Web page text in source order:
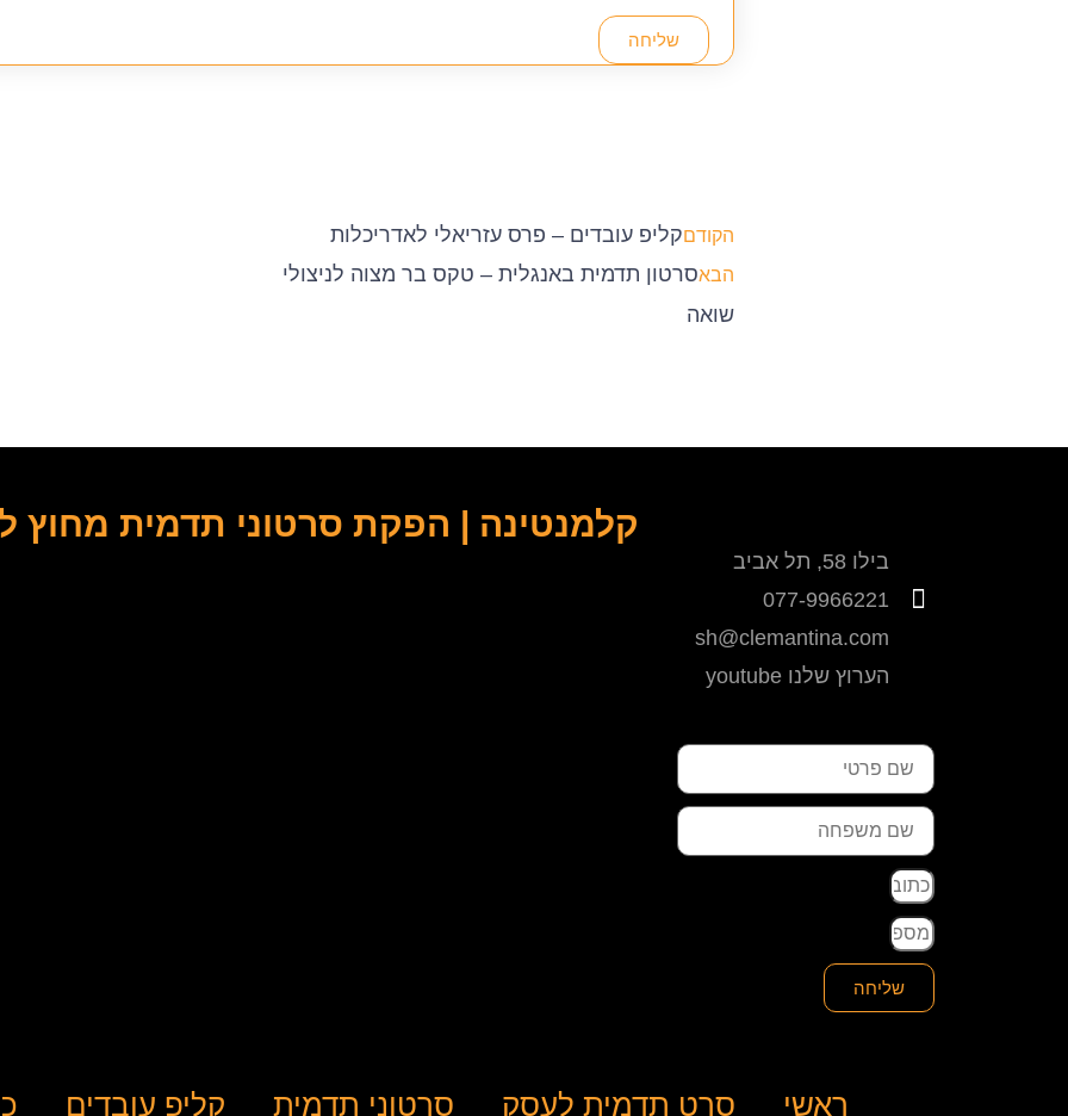
שליחה
הקודםקליפ עובדים – פרס עזריאלי לאדריכלות
הבאסרטון תדמית באנגלית – טקס בר מצוה לניצולי
שואה
קלמנטינה | הפקת סרטוני תדמית מחוץ
בילו 58, תל אביב
077-9966221
sh@clemantina.com
הערוץ שלנו youtube
שליחה
ראשי סרט תדמית לעסק סרטוני תדמית קליפ עובדים